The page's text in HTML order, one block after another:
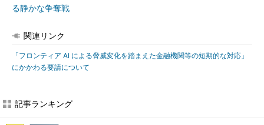
る静かな争奪戦
関連リンク
「フロンティア AI による脅威変化を踏まえた金融機関等の短期的な対応」
にかかわる要請について
記事ランキング